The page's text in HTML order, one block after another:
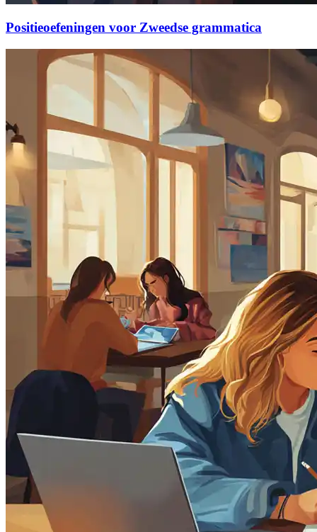
Positieoefeningen voor Zweedse grammatica